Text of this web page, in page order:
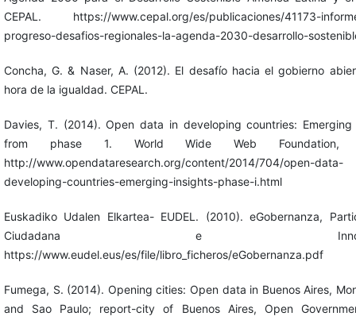
CEPAL. https://www.cepal.org/es/publicaciones/41173-
progreso-desafios-regionales-la-agenda-2030-desarrollo-
Concha, G. & Naser, A. (2012). El desafío hacia el gobierno
hora de la igualdad. CEPAL.
Davies, T. (2014). Open data in developing countries: Emerging
from phase 1. World Wide Web Foundation,
http://www.opendataresearch.org/content/2014/704/open-data-
developing-countries-emerging-insights-phase-i.html
Euskadiko Udalen Elkartea- EUDEL. (2010). eGobernanza,
Ciudadana e
https://www.eudel.eus/es/file/libro_ficheros/eGobernanza.pdf
Fumega, S. (2014). Opening cities: Open data in Buenos Aires,
and Sao Paulo; report-city of Buenos Aires, Open